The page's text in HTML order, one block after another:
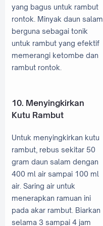
yang bagus untuk rambut
rontok. Minyak daun salam
berguna sebagai tonik
untuk rambut yang efektif
memerangi ketombe dan
rambut rontok.
10. Menyingkirkan
Kutu Rambut
Untuk menyingkirkan kutu
rambut, rebus sekitar 50
gram daun salam dengan
400 ml air sampai 100 ml
air. Saring air untuk
menerapkan ramuan ini
pada akar rambut. Biarkan
selama 3 sampai 4 jam